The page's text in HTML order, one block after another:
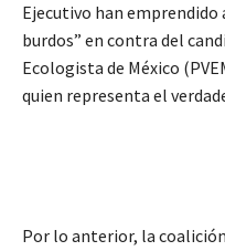
Ejecutivo han emprendido
burdos” en contra del
Ecologista de México
quien representa el
Por lo anterior, la